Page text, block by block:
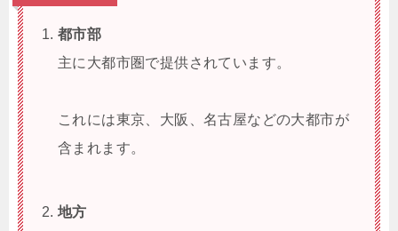
都市部
主に大都市圏で提供されています。
これには東京、大阪、名古屋などの大都市が
含まれます。
地方